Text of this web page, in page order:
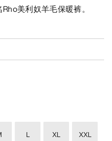
美利奴羊毛保暖裤。
L XL
XXL